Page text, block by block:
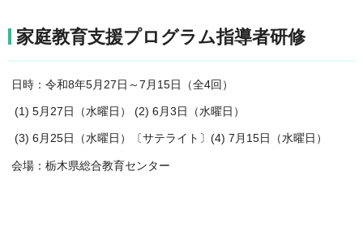
家庭教育支援プログラム指導者研修
日時：令和8年5月27日～7月15日（全4回）
(1) 5月27日（水曜日） (2) 6月3日（水曜日）
(3) 6月25日（水曜日）〔サテライト〕(4) 7月15日（水曜日）
会場：栃木県総合教育センター